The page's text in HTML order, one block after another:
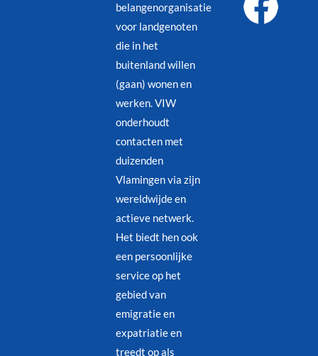
belangenorganisatie
voor landgenoten
die in het
buitenland willen
(gaan) wonen en
werken. VIW
onderhoudt
contacten met
duizenden
Vlamingen via zijn
wereldwijde en
actieve netwerk.
Het biedt hen ook
een persoonlijke
service op het
gebied van
emigratie en
expatriatie en
treedt op als